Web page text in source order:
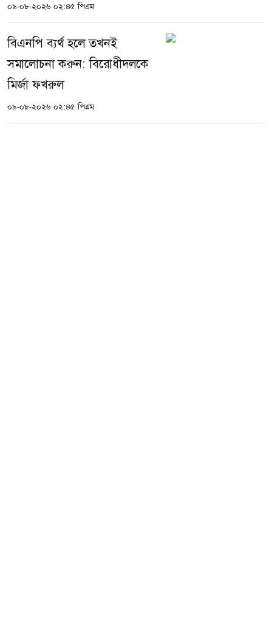
০৯-০৮-২০২৬ ০২:৪৫ পিএম
বিএনপি ব্যর্থ হলে তখনই
সমালোচনা করুন: বিরোধীদলকে
মির্জা ফখরুল
০৯-০৮-২০২৬ ০২:৪৫ পিএম